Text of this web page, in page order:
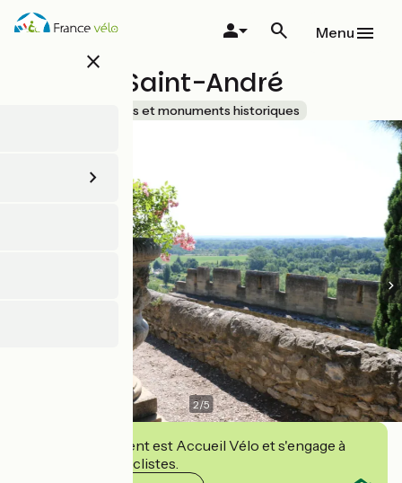
Aller
au
close
Menu
Abbaye Saint-André
Sites et monuments historiques
2/5
Cet établissement est Accueil Vélo et s'engage à
accueillir des cyclistes.